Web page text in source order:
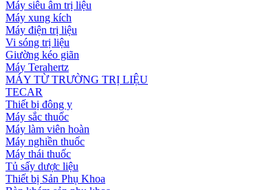
Máy siêu âm trị liệu
Máy xung kích
Máy điện trị liệu
Vi sóng trị liệu
Giường kéo giãn
Máy Terahertz
MÁY TỪ TRƯỜNG TRỊ LIỆU
TECAR
Thiết bị đông y
Máy sắc thuốc
Máy làm viên hoàn
Máy nghiền thuốc
Máy thái thuốc
Tủ sấy dược liệu
Thiết bị Sản Phụ Khoa